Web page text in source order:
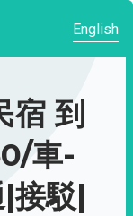
English
宿 到
車-
接駁|